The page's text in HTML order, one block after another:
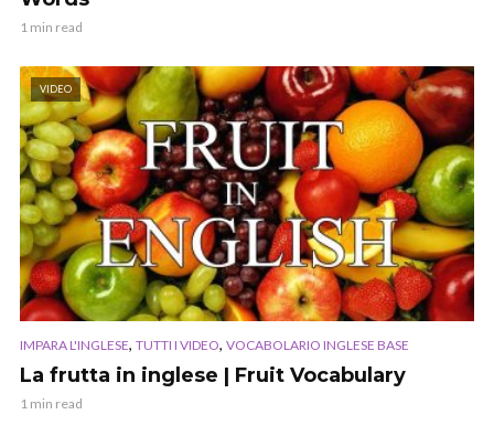
1 min read
VIDEO
IMPARA L'INGLESE, TUTTI I VIDEO, VOCABOLARIO INGLESE BASE
La frutta in inglese | Fruit Vocabulary
1 min read